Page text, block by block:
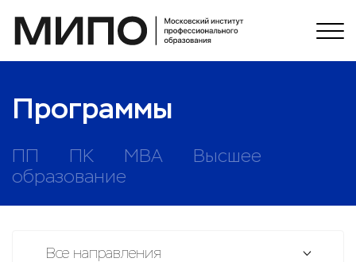
Программы
ПП ПК MBA
Высшее
образование
Все направления